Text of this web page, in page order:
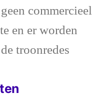
commercieel
en er worden
troonredes